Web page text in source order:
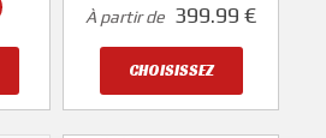
À partir de 399.99 €
CHOISISSEZ